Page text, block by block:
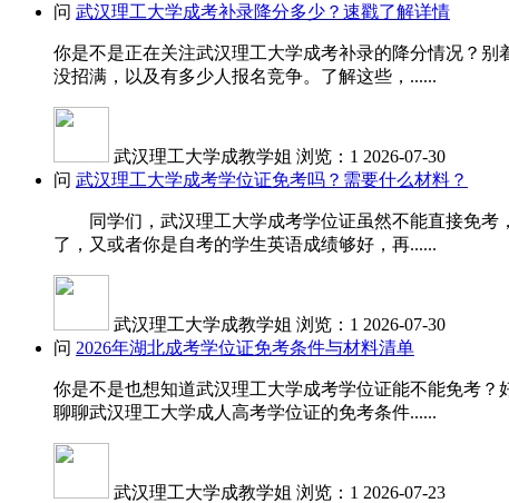
问 武汉理工大学成考补录降分多少？速戳了解详情
你是不是正在关注武汉理工大学成考补录的降分情况？
没招满，以及有多少人报名竞争。了解这些，......
武汉理工大学成教学姐 浏览：1 2026-07-30
问 武汉理工大学成考学位证免考吗？需要什么材料？
同学们，武汉理工大学成考学位证虽然不能直接免考
了，又或者你是自考的学生英语成绩够好，再......
武汉理工大学成教学姐 浏览：1 2026-07-30
问 2026年湖北成考学位证免考条件与材料清单
你是不是也想知道武汉理工大学成考学位证能不能免考
聊聊武汉理工大学成人高考学位证的免考条件......
武汉理工大学成教学姐 浏览：1 2026-07-23